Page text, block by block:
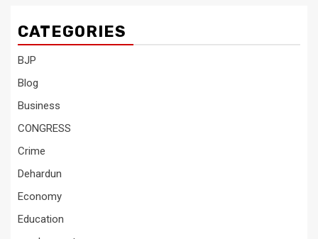
CATEGORIES
BJP
Blog
Business
CONGRESS
Crime
Dehardun
Economy
Education